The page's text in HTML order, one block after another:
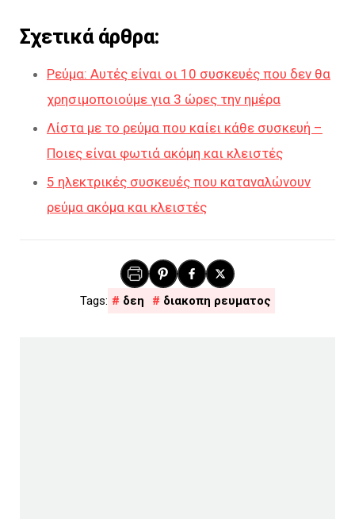
Σχετικά άρθρα:
Ρεύμα: Αυτές είναι οι 10 συσκευές που δεν θα
χρησιμοποιούμε για 3 ώρες την ημέρα
Λίστα με το ρεύμα που καίει κάθε συσκευή –
Ποιες είναι φωτιά ακόμη και κλειστές
5 ηλεκτρικές συσκευές που καταναλώνουν
ρεύμα ακόμα και κλειστές
δεη διακοπη ρευματος